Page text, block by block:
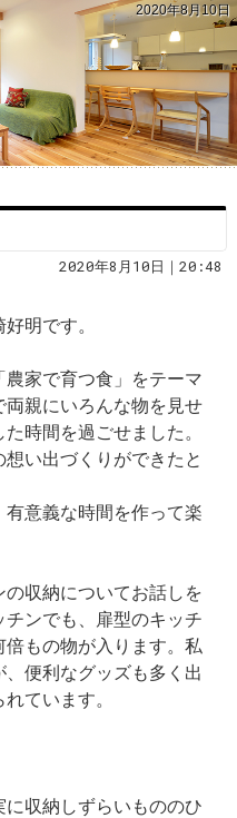
2020年8月10日
2020年8月10日｜20:48
明です。
家で育つ食」をテーマ
親にいろんな物を見せ
時間を過ごせました。
い出づくりができたと
意義な時間を作って楽
収納についてお話しを
チンでも、扉型のキッチ
もの物が入ります。私
便利なグッズも多く出
ています。
収納しずらいもののひ